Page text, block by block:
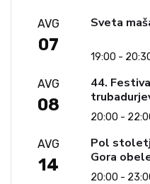
AVG
07
Sveta
19:00 -
AVG
08
44.
20:00 -
AVG
14
Pol
Gora
narodno-
20:00 -